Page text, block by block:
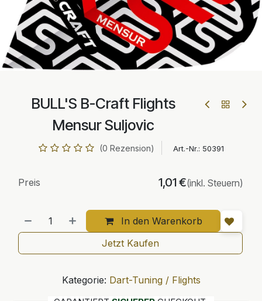
BULL'S B-Craft Flights
Mensur Suljovic
(0 Rezension) Art.-Nr.: 50391
In den Warenkorb
Preis 1,01€(inkl. Steuern)
Jetzt Kaufen
Kategorie: Dart-Tuning / Flights